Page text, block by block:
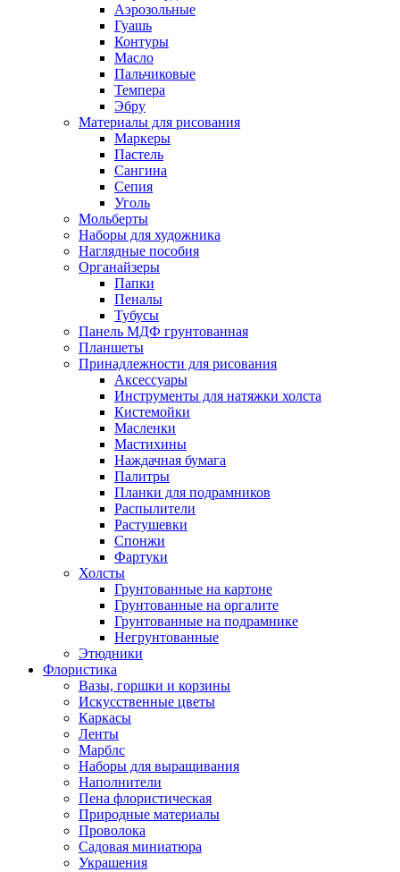
Аэрозольные
Гуашь
Контуры
Масло
Пальчиковые
Темпера
Эбру
Материалы для рисования
Маркеры
Пастель
Сангина
Сепия
Уголь
Мольберты
Наборы для художника
Наглядные пособия
Органайзеры
Папки
Пеналы
Тубусы
Панель МДФ грунтованная
Планшеты
Принадлежности для рисования
Аксессуары
Инструменты для натяжки холста
Кистемойки
Масленки
Мастихины
Наждачная бумага
Палитры
Планки для подрамников
Распылители
Растушевки
Спонжи
Фартуки
Холсты
Грунтованные на картоне
Грунтованные на оргалите
Грунтованные на подрамнике
Негрунтованные
Этюдники
Флористика
Вазы, горшки и корзины
Искусственные цветы
Каркасы
Ленты
Марблс
Наборы для выращивания
Наполнители
Пена флористическая
Природные материалы
Проволока
Садовая миниатюра
Украшения